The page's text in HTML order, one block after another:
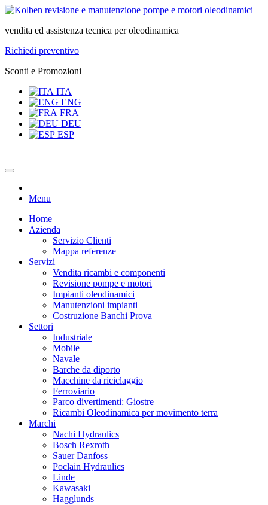
vendita ed assistenza tecnica per oleodinamica
Richiedi preventivo
Sconti e Promozioni
ITA
ENG
FRA
DEU
ESP
Menu
Home
Azienda
Servizio Clienti
Mappa referenze
Servizi
Vendita ricambi e componenti
Revisione pompe e motori
Impianti oleodinamici
Manutenzioni impianti
Costruzione Banchi Prova
Settori
Industriale
Mobile
Navale
Barche da diporto
Macchine da riciclaggio
Ferroviario
Parco divertimenti: Giostre
Ricambi Oleodinamica per movimento terra
Marchi
Nachi Hydraulics
Bosch Rexroth
Sauer Danfoss
Poclain Hydraulics
Linde
Kawasaki
Hagglunds